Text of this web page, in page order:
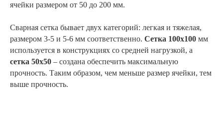
ячейки размером от 50 до 200 мм.
Сварная сетка бывает двух категорий: легкая и тяжелая,
размером 3-5 и 5-6 мм соответственно. Сетка 100х100 мм
используется в конструкциях со средней нагрузкой, а
сетка 50х50 – создана обеспечить максимальную
прочность. Таким образом, чем меньше размер ячейки, тем
выше прочность.